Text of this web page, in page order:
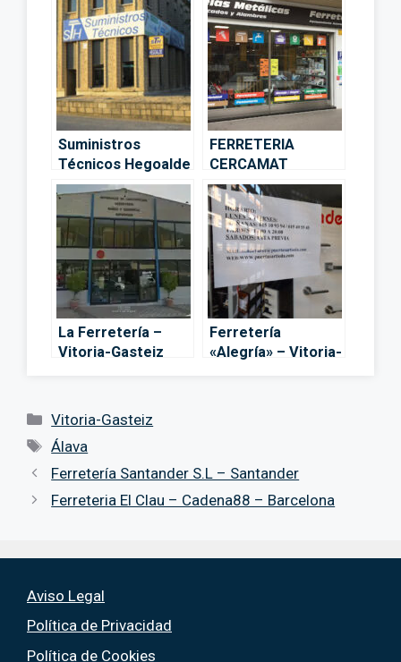
Suministros
Técnicos Hegoalde
S.L.U – Vitoria-
Gasteiz
FERRETERIA
CERCAMAT
OPTIMUS – Vitoria-
Gasteiz
La Ferretería –
Vitoria-Gasteiz
Ferretería
«Alegría» – Vitoria-
Categorías
Vitoria-Gasteiz
Etiquetas
Álava
Ferretería Santander S.L – Santander
Ferreteria El Clau – Cadena88 – Barcelona
Aviso Legal
Política de Privacidad
Política de Cookies